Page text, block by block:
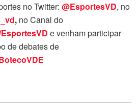
no Twitter: @EsportesVD, no
, no Canal do
e venham participar
de debates de